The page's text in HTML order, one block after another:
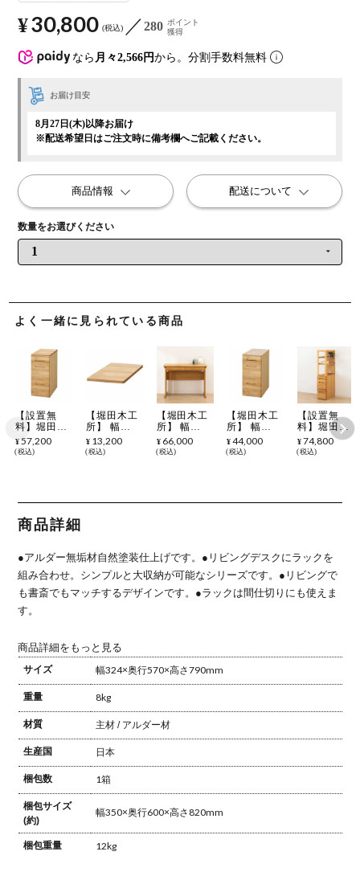
よく一緒に見られている商品
【設置無
料】堀田木
工所 幅
32.4cm サイ
製 サイン
天然木 無垢
材 アルダー
リムチェス
ト デスク拡
張 サイドラ
ラル 北欧
¥ 57,200
税込
【堀田木工
所】 幅
32.4cm サイ
ン ラック下
自然塗装 日
¥ 13,200
税込
【堀田木工
所】 幅
100cm サイ
ン デスク
¥ 66,000
税込
【堀田木工
所】 幅
32.4cm サイ
ン ラック下
日本製 完成
¥ 44,000
税込
【設置無
料】堀田木
工所 幅
32.4cm ラッ
アルダー材
北欧 ナチュ
ラル (棚 上
台×1 引き出
¥74,800
税込
商品詳細
●アルダー無垢材自然塗装仕上げです。 ●リビングデスクにラックを
組み合わせ。シンプルと大収納が可能なシリーズです。 ●リビングで
も書斎でもマッチするデザインです。 ●ラックは間仕切りにも使えま
す。
商品詳細をもっと見る
サイズ
幅324×奥行570×高さ790mm
重量 8kg
材質 主材 / アルダー材
生産国 日本
梱包数 1箱
梱包サイズ
(約)
幅350×奥行600×高さ820mm
梱包重量 12kg
なら 月々2,566円から。分割手数料無料
¥30,800 税込 280 ポイント
獲得
お届け目安
8月27日(木)以降お届け
※配送希望日はご注文時に備考欄へご記載ください。
商品情報 配送について